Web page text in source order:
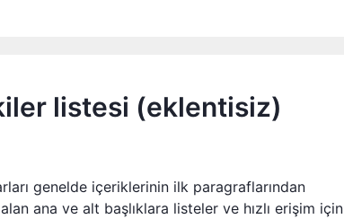
listesi (eklentisiz)
genelde içeriklerinin ilk paragraflarından
ana ve alt başlıklara listeler ve hızlı erişim için